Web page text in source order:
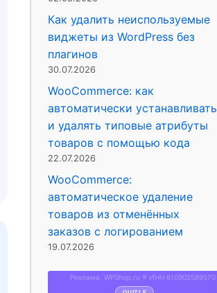
Как удалить неиспользуемые
виджеты из WordPress без
плагинов
30.07.2026
WooCommerce: как
автоматически устанавливать
и удалять типовые атрибуты
товаров с помощью кода
22.07.2026
WooCommerce:
автоматическое удаление
товаров из отменённых
заказов с логированием
19.07.2026